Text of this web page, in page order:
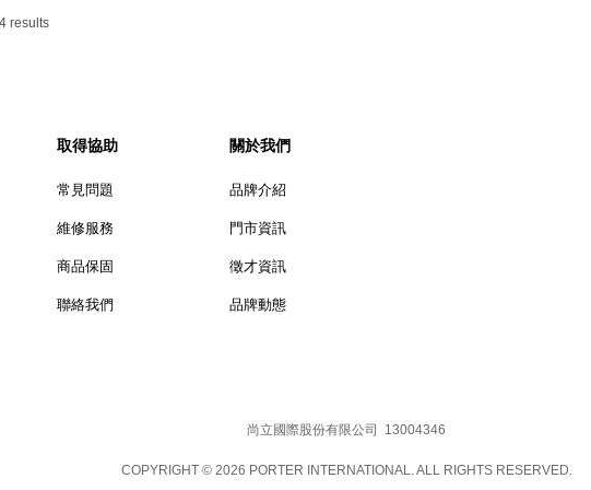
results
取得協助
常見問題
維修服務
商品保固
聯絡我們
關於我們
品牌介紹
門市資訊
徵才資訊
品牌動態
尚立國際股份有限公司 13004346
COPYRIGHT © 2026 PORTER INTERNATIONAL. ALL RIGHTS RESERVED.